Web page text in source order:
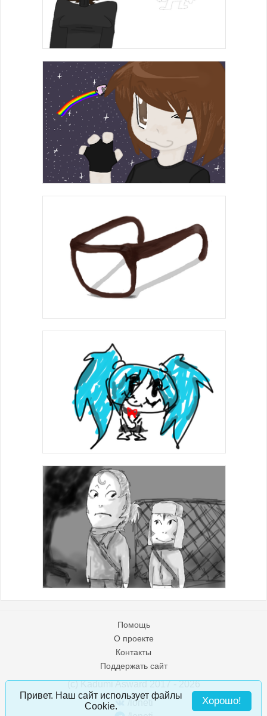
/loneti
(c) Kadumi Asward 2017 - 2026 :)
Помощь
О проекте
Контакты
Поддержать сайт
Привет. Наш сайт использует файлы
Cookie.
Хорошо!